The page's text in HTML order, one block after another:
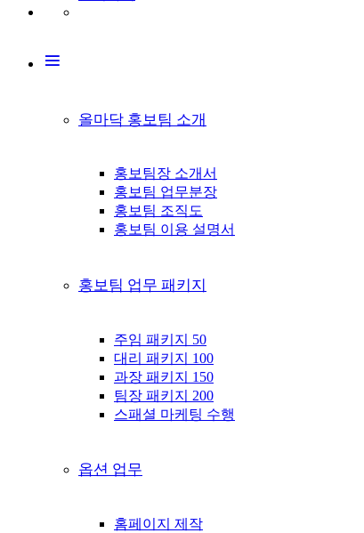
올마닥 홍보팀 소개
홍보팀장 소개서
홍보팀 업무분장
홍보팀 조직도
홍보팀 이용 설명서
홍보팀 업무 패키지
주임 패키지 50
대리 패키지 100
과장 패키지 150
팀장 패키지 200
스패셜 마케팅 수행
옵션 업무
홈페이지 제작